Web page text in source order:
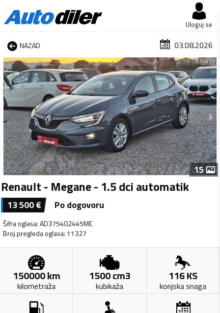
Uloguj se
NAZAD 03.08.2026
1 od 15
15
Renault - Megane - 1.5 dci automatik
13 500€ Po dogovoru
Šifra oglasa:AD375402445ME
Broj pregleda oglasa: 11327
150000km
kilometraža
1500cm3
kubikaža
116KS
konjska snaga